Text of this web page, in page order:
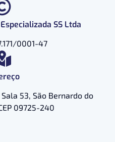
SS Ltda
0001-47
53, São Bernardo do
09725-240